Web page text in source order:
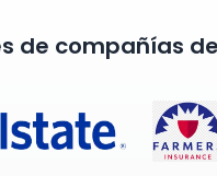
de compañías